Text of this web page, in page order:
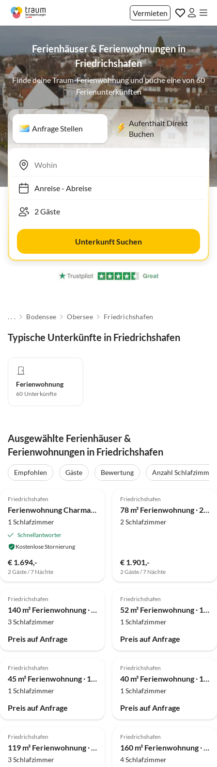
Vermieten
Ferienhäuser & Ferienwohnungen in
Friedrichshafen
Finde deine Traum-Ferienwohnung und buche eine von 60
Ferienunterkünften
Anfrage Stellen
Aufenthalt Direkt
Buchen
Anreise- Abreise
Unterkunft Suchen
. . . Bodensee Obersee Friedrichshafen
Typische Unterkünfte in Friedrichshafen
Ferienwohnung
60 Unterkünfte
Ausgewählte Ferienhäuser &
Ferienwohnungen in Friedrichshafen
Empfohlen Gäste Bewertung Anzahl Schlafzimmer
Friedrichshafen
Ferienwohnung Charmantes Loft mit besonderem Flair
1 Schlafzimmer
Schnellantworter
Kostenlose Stornierung
€ 1.694,-
2 Gäste / 7 Nächte
Friedrichshafen
78 m² Ferienwohnung ∙ 2 Schlafzimmer ∙ 6 Gäste
2 Schlafzimmer
€ 1.901,-
2 Gäste / 7 Nächte
Friedrichshafen
140 m² Ferienwohnung ∙ 3 Schlafzimmer ∙ 6 Gäste
3 Schlafzimmer
Preis auf Anfrage
Friedrichshafen
52 m² Ferienwohnung ∙ 1 Schlafzimmer ∙ 2 Gäste
1 Schlafzimmer
Preis auf Anfrage
Friedrichshafen
45 m² Ferienwohnung ∙ 1 Schlafzimmer ∙ 3 Gäste
1 Schlafzimmer
Preis auf Anfrage
Friedrichshafen
40 m² Ferienwohnung ∙ 1 Schlafzimmer ∙ 3 Gäste
1 Schlafzimmer
Preis auf Anfrage
Friedrichshafen
119 m² Ferienwohnung ∙ 3 Schlafzimmer ∙ 6 Gäste
3 Schlafzimmer
Friedrichshafen
160 m² Ferienwohnung ∙ 4 Schlafzimmer ∙ 7 Gäste
4 Schlafzimmer